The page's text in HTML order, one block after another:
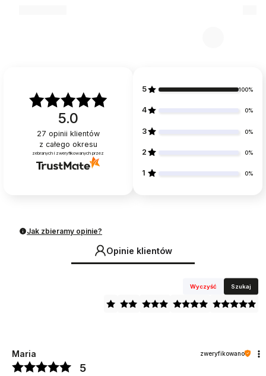
5.0
27 opinii klientów
z całego okresu
zebranych i zweryfikowanych przez
5 100%
4 0%
3 0%
2 0%
1 0%
Jak zbieramy opinie?
Opinie klientów
Wyczyść Szukaj
Maria zweryfikowano
5